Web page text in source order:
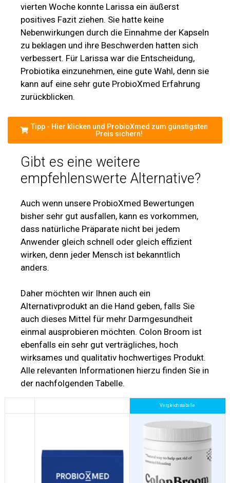
vierten Woche konnte Larissa ein äußerst
positives Fazit ziehen. Sie hatte keine
Nebenwirkungen durch die Einnahme der Kapseln
zu beklagen und ihre Beschwerden hatten sich
verbessert. Für Larissa war die Entscheidung,
Probiotika einzunehmen, eine gute Wahl, denn sie
kann auf eine sehr gute ProbioXmed Erfahrung
zurückblicken.
Tipp - Hier klicken und ProbioXmed zum günstigsten
Preis sichern!
Gibt es eine weitere
empfehlenswerte Alternative?
Auch wenn unsere ProbioXmed Bewertungen
bisher sehr gut ausfallen, kann es vorkommen,
dass natürliche Präparate nicht bei jedem
Anwender gleich schnell oder gleich effizient
wirken, denn jeder Mensch ist bekanntlich
anders.
Daher möchten wir Ihnen auch ein
Alternativprodukt an die Hand geben, falls Sie
auch dieses Mittel für mehr Darmgesundheit
einmal ausprobieren möchten. Colon Broom ist
ebenfalls ein sehr gut verträgliches, hoch
wirksames und qualitativ hochwertiges Produkt.
Alle relevanten Informationen hierzu finden Sie in
der nachfolgenden Tabelle.
Vergleichstabelle